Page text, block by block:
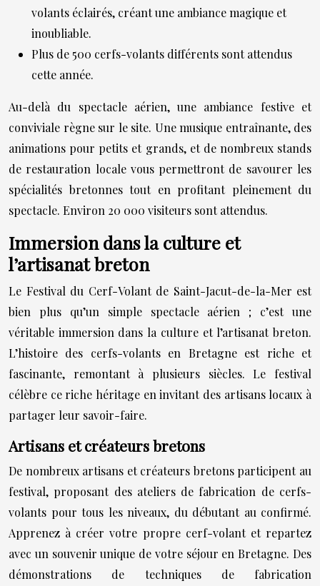
volants éclairés, créant une ambiance magique et
inoubliable.
Plus de 500 cerfs-volants différents sont attendus
cette année.
Au-delà du spectacle aérien, une ambiance festive et
conviviale règne sur le site. Une musique entraînante, des
animations pour petits et grands, et de nombreux stands
de restauration locale vous permettront de savourer les
spécialités bretonnes tout en profitant pleinement du
spectacle. Environ 20 000 visiteurs sont attendus.
Immersion dans la culture et
l’artisanat breton
Le Festival du Cerf-Volant de Saint-Jacut-de-la-Mer est
bien plus qu’un simple spectacle aérien ; c’est une
véritable immersion dans la culture et l’artisanat breton.
L’histoire des cerfs-volants en Bretagne est riche et
fascinante, remontant à plusieurs siècles. Le festival
célèbre ce riche héritage en invitant des artisans locaux à
partager leur savoir-faire.
Artisans et créateurs bretons
De nombreux artisans et créateurs bretons participent au
festival, proposant des ateliers de fabrication de cerfs-
volants pour tous les niveaux, du débutant au confirmé.
Apprenez à créer votre propre cerf-volant et repartez
avec un souvenir unique de votre séjour en Bretagne. Des
démonstrations de techniques de fabrication